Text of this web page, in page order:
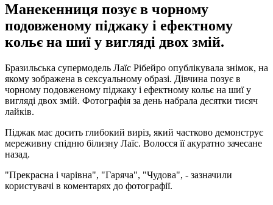
Манекенниця позує в чорному
подовженому піджаку і ефектному
кольє на шиї у вигляді двох змій.
Бразильська супермодель Лаїс Рібейро опублікувала знімок, на
якому зображена в сексуальному образі. Дівчина позує в
чорному подовженому піджаку і ефектному кольє на шиї у
вигляді двох змій. Фотографія за день набрала десятки тисяч
лайків.
Піджак має досить глибокий виріз, який частково демонструє
мереживну спідню білизну Лаїс. Волосся її акуратно зачесане
назад.
"Прекрасна і чарівна", "Гаряча", "Чудова", - зазначили
користувачі в коментарях до фотографії.